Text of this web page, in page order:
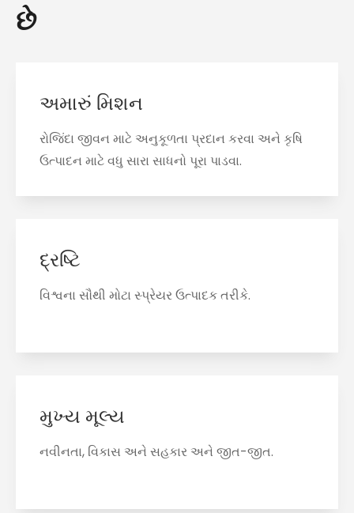
છે
અમારું મિશન
રોજિંદા જીવન માટે અનુકૂળતા પ્રદાન કરવા અને કૃષિ
ઉત્પાદન માટે વધુ સારા સાધનો પૂરા પાડવા.
દ્રષ્ટિ
વિશ્વના સૌથી મોટા સ્પ્રેયર ઉત્પાદક તરીકે.
મુખ્ય મૂલ્ય
નવીનતા, વિકાસ અને સહકાર અને જીત-જીત.